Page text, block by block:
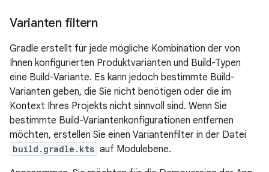
Varianten filtern
Gradle erstellt für jede mögliche Kombination der von
Ihnen konfigurierten Produktvarianten und Build-Typen
eine Build-Variante. Es kann jedoch bestimmte Build-
Varianten geben, die Sie nicht benötigen oder die im
Kontext Ihres Projekts nicht sinnvoll sind. Wenn Sie
bestimmte Build-Variantenkonfigurationen entfernen
möchten, erstellen Sie einen Variantenfilter in der Datei
build.gradle.kts auf Modulebene.